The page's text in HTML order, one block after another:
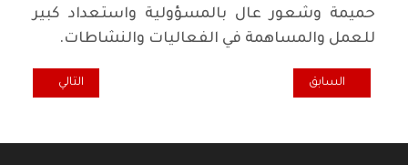
حميمة وشعور عال بالمسؤولية واستعداد كبير
للعمل والمساهمة في الفعاليات والنشاطات.
المقال السابق: شباط الأسود.. بيان من الاتحاد الديمقراطي العراقي
السابق المقال التالي:
التالي